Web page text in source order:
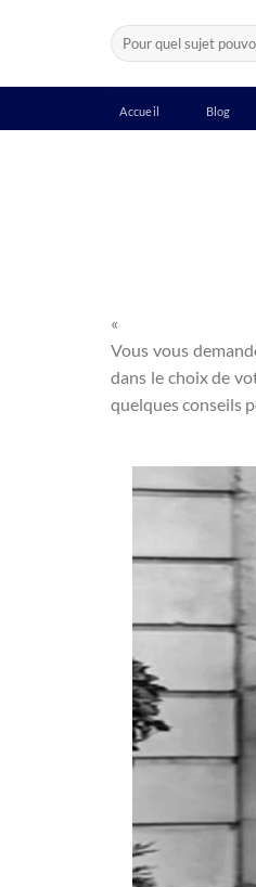
Recherche
pour :
Accueil Blog
«
Vous vous
dans le choix de
quelques conseils